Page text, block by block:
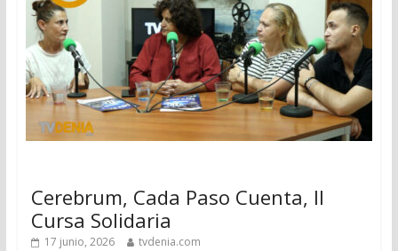
Cerebrum, Cada Paso Cuenta, II
Cursa Solidaria
17 junio, 2026 tvdenia.com